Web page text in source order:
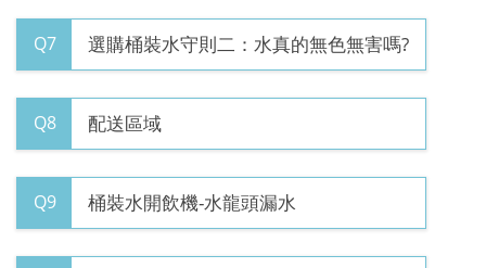
Q7 選購桶裝水守則二：水真的無色無害嗎?
Q8 配送區域
Q9 桶裝水開飲機-水龍頭漏水